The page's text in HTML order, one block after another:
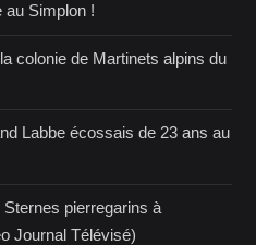
au Simplon !
colonie de Martinets alpins du
Labbe écossais de 23 ans au
pierregarins à
Journal Télévisé)